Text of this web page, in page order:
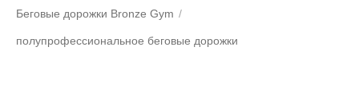
Беговые дорожки Bronze Gym /
полупрофессиональное беговые дорожки